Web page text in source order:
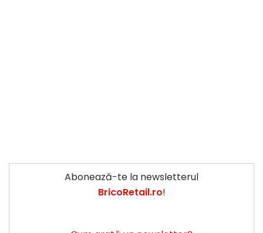
Abonează-te la newsletterul
BricoRetail.ro!